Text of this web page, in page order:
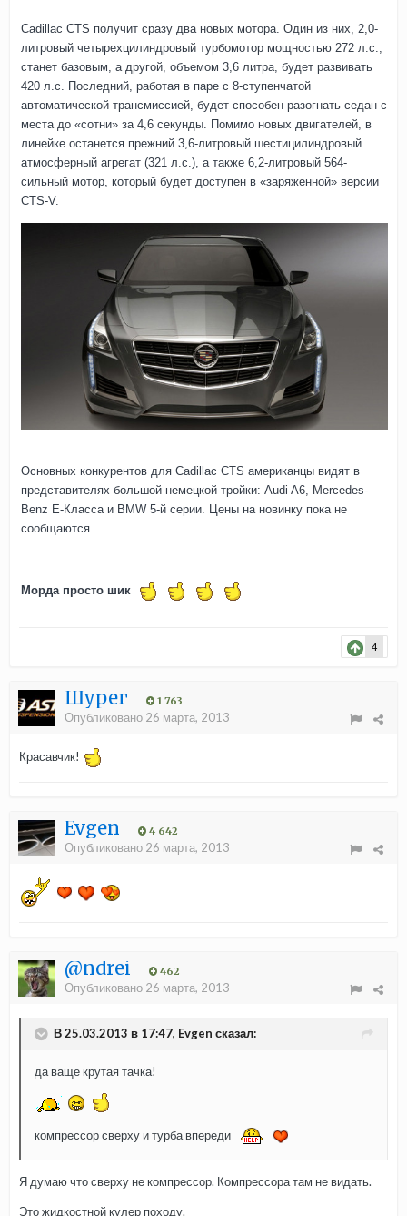
Cadillac CTS получит сразу два новых мотора. Один из них, 2,0-
литровый четырехцилиндровый турбомотор мощностью 272 л.с.,
станет базовым, а другой, объемом 3,6 литра, будет развивать
420 л.с. Последний, работая в паре с 8-ступенчатой
автоматической трансмиссией, будет способен разогнать седан с
места до «сотни» за 4,6 секунды. Помимо новых двигателей, в
линейке останется прежний 3,6-литровый шестицилиндровый
атмосферный агрегат (321 л.с.), а также 6,2-литровый 564-
сильный мотор, который будет доступен в «заряженной» версии
CTS-V.
Основных конкурентов для Cadillac CTS американцы видят в
представителях большой немецкой тройки: Audi A6, Mercedes-
Benz E-Класса и BMW 5-й серии. Цены на новинку пока не
сообщаются.
Морда просто шик
4
Шурег 1 763
Опубликовано 26 марта, 2013
Красавчик!
Evgen 4 642
Опубликовано 26 марта, 2013
@ndrei 462
Опубликовано 26 марта, 2013
В 25.03.2013 в 17:47, Evgen сказал:
да ваще крутая тачка!
компрессор сверху и турба впереди
Я думаю что сверху не компрессор. Компрессора там не видать.
Это жидкостной кулер походу.